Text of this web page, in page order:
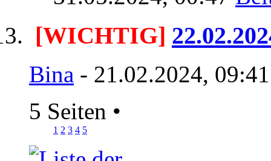
[WICHTIG]
Bina - 21.02.2024,
5 Seiten •
1 2 3 4 5